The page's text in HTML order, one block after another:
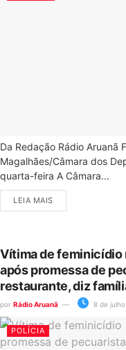
Da Redação Rádio
Magalhães/Câmara dos
quarta-feira A Câmara...
LEIA MAIS
Vítima de feminicídio
após promessa de
restaurante, diz
por Rádio Aruanã 8 de
POLÍCIA